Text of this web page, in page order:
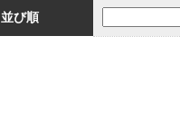
並び順